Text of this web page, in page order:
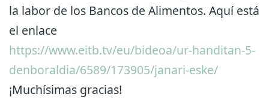
la labor de los Bancos de Alimentos. Aquí está
el enlace
https://www.eitb.tv/eu/bideoa/ur-handitan-5-
denboraldia/6589/173905/janari-eske/
¡Muchísimas gracias!